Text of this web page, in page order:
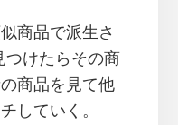
商品で派生さ
つけたらその商
商品を見て他
していく。